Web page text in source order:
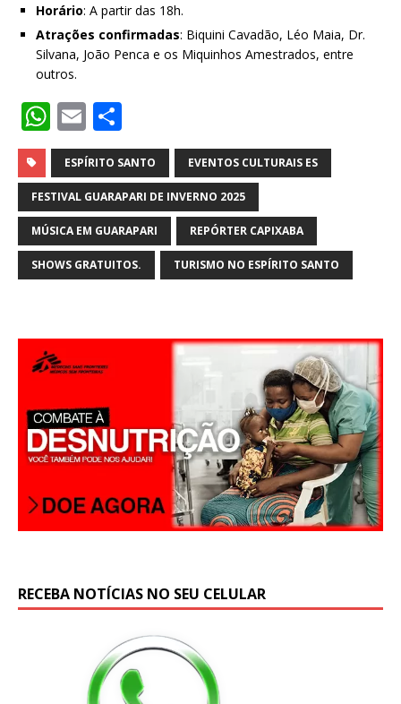
Horário: A partir das 18h.
Atrações confirmadas: Biquini Cavadão, Léo Maia, Dr.
Silvana, João Penca e os Miquinhos Amestrados, entre
outros.
W
h
at
s
A
p
p
E
m
ai
l
h
ar
e
ESPÍRITO SANTO EVENTOS CULTURAIS ES
FESTIVAL GUARAPARI DE INVERNO 2025
MÚSICA EM GUARAPARI REPÓRTER CAPIXABA
SHOWS GRATUITOS. TURISMO NO ESPÍRITO SANTO
RECEBA NOTÍCIAS NO SEU CELULAR